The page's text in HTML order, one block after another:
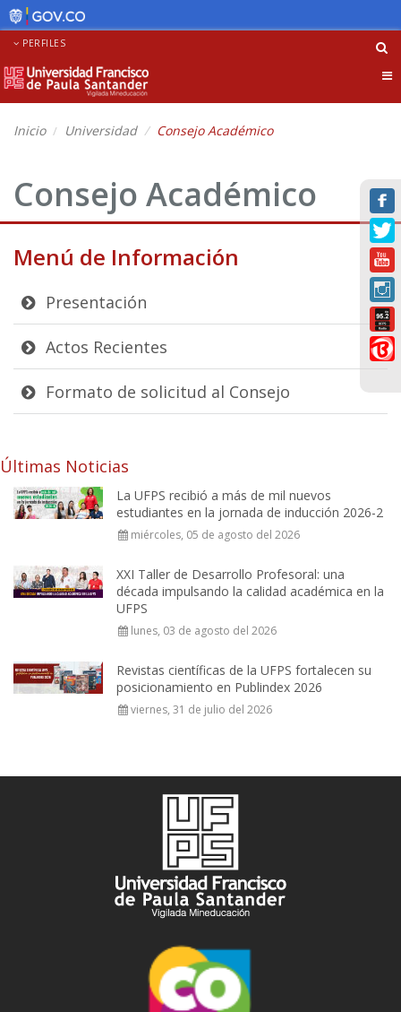
PERFILES
Inicio Universidad Consejo Académico
Consejo Académico
Menú de Información
Presentación
Actos Recientes
Formato de solicitud al Consejo
Últimas Noticias
La UFPS recibió a más de mil nuevos
estudiantes en la jornada de inducción 2026-2
miércoles, 05 de agosto del 2026
XXI Taller de Desarrollo Profesoral: una
década impulsando la calidad académica en la
UFPS
lunes, 03 de agosto del 2026
Revistas científicas de la UFPS fortalecen su
posicionamiento en Publindex 2026
viernes, 31 de julio del 2026